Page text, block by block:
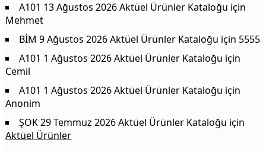
A101 13 Ağustos 2026 Aktüel Ürünler Kataloğu için
Mehmet
BİM 9 Ağustos 2026 Aktüel Ürünler Kataloğu için 5555
A101 1 Ağustos 2026 Aktüel Ürünler Kataloğu için
Cemil
A101 1 Ağustos 2026 Aktüel Ürünler Kataloğu için
Anonim
ŞOK 29 Temmuz 2026 Aktüel Ürünler Kataloğu için
Aktüel Ürünler